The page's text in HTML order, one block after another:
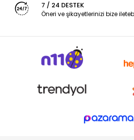
7 / 24 DESTEK
Öneri ve şikayetlerinizi bize